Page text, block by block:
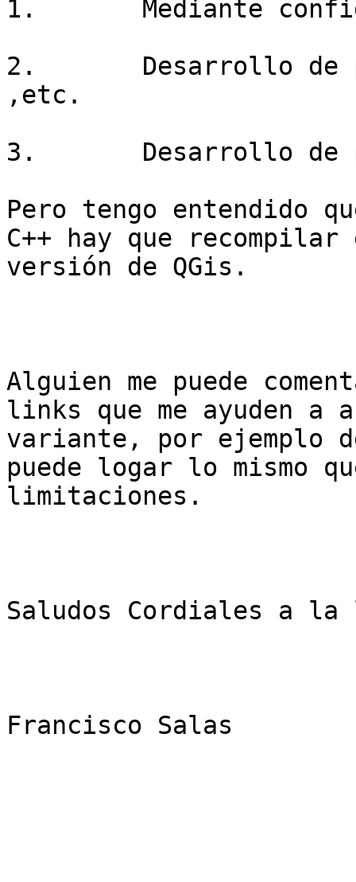
1.       Mediante
2.       Desarrollo de
,etc.
3.       Desarrollo de
Pero tengo entendido
C++ hay que
versión de QGis.
Alguien me puede
links que me ayuden
variante, por ejemplo
puede logar lo mismo
limitaciones.
Saludos Cordiales a
Francisco Salas